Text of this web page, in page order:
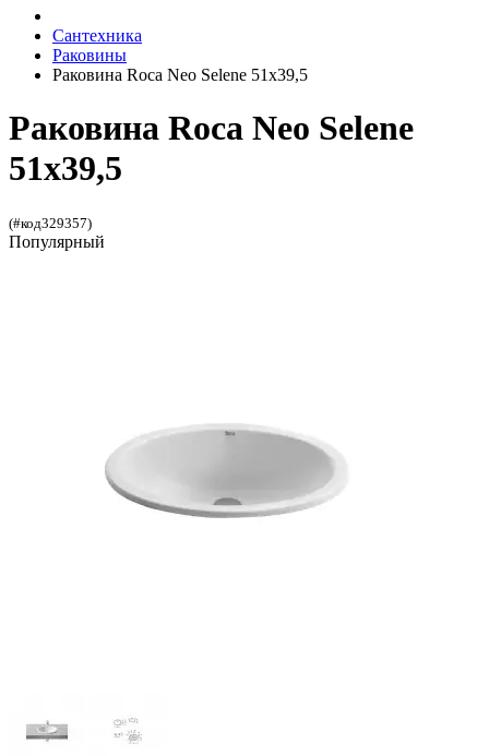
Сантехника
Раковины
Раковина Roca Neo Selene 51x39,5
Раковина Roca Neo Selene
51x39,5
(#код329357)
Популярный